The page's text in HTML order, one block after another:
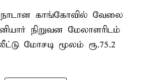
காங்கோவில் வேலை
நிறுவன மேலாளரிடம்
மோசடி மூலம் ரூ.75.2